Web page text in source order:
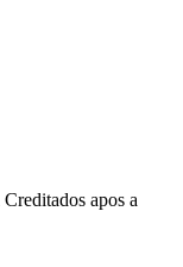
Creditados apos a